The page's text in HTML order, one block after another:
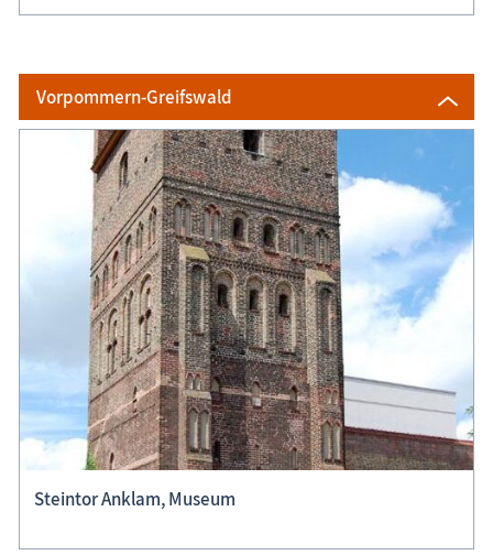
Vorpommern-Greifswald
Steintor Anklam, Museum